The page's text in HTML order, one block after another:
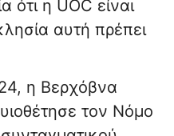
ότι η UOC είναι
αυτή πρέπει
η Βερχόβνα
τον Νόμο